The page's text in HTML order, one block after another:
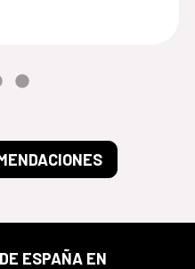
ESPAÑA EN